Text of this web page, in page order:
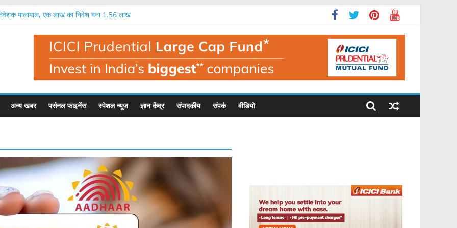
मालामाल, एक लाख का निवेश बना 1.56 लाख
का आईपीओ आज से, इतना मिल सकता है फायदा
तक मुनाफा, नतीजों के बाद यह है इसका भाव
लाख रुपये का निवेश बन सकता है 1.35 लाख रुपये
अन्य खबर पर्सनल फाइनेंस स्पेशल न्यूज ज्ञान केंद्र संपादकीय संपर्क वीडियो